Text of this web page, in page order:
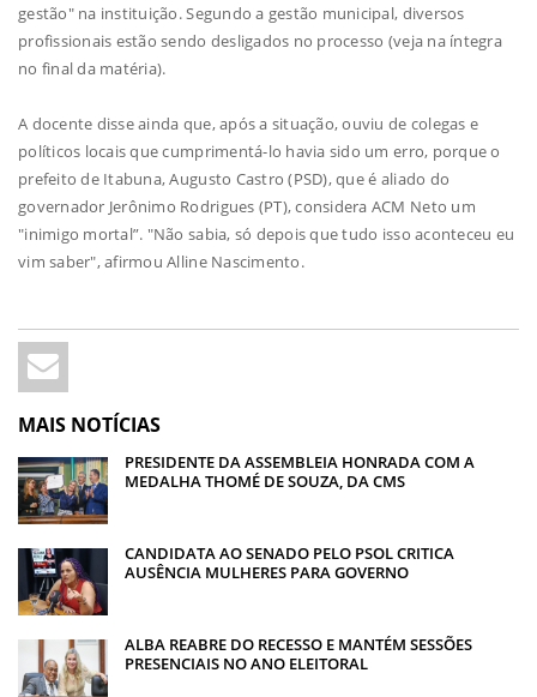
gestão" na instituição. Segundo a gestão municipal, diversos
profissionais estão sendo desligados no processo (veja na íntegra
no final da matéria).
A docente disse ainda que, após a situação, ouviu de colegas e
políticos locais que cumprimentá-lo havia sido um erro, porque o
prefeito de Itabuna, Augusto Castro (PSD), que é aliado do
governador Jerônimo Rodrigues (PT), considera ACM Neto um
"inimigo mortal”. "Não sabia, só depois que tudo isso aconteceu eu
vim saber", afirmou Alline Nascimento.
MAIS NOTÍCIAS
PRESIDENTE DA ASSEMBLEIA HONRADA COM A
MEDALHA THOMÉ DE SOUZA, DA CMS
CANDIDATA AO SENADO PELO PSOL CRITICA
AUSÊNCIA MULHERES PARA GOVERNO
ALBA REABRE DO RECESSO E MANTÉM SESSÕES
PRESENCIAIS NO ANO ELEITORAL